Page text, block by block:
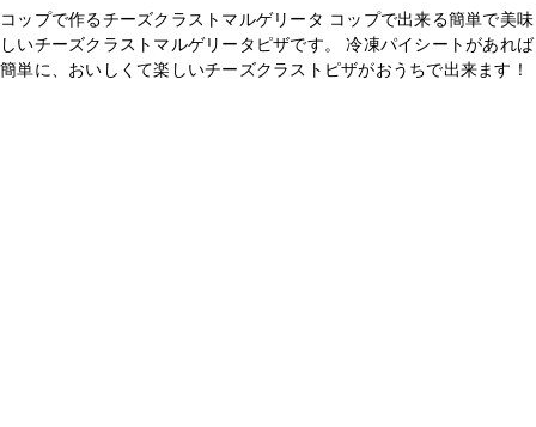
コップで作るチーズクラストマルゲリータ コップで出来る簡単で美味
しいチーズクラストマルゲリータピザです。 冷凍パイシートがあれば
簡単に、おいしくて楽しいチーズクラストピザがおうちで出来ます！